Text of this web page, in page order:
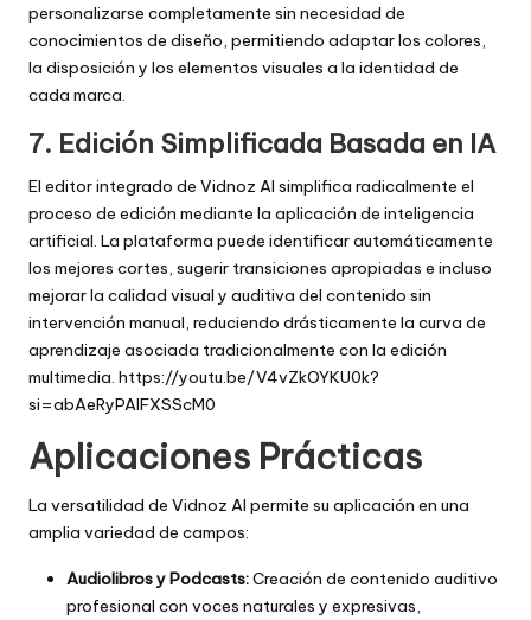
personalizarse completamente sin necesidad de
conocimientos de diseño, permitiendo adaptar los colores,
la disposición y los elementos visuales a la identidad de
cada marca.
7. Edición Simplificada Basada en IA
El editor integrado de Vidnoz AI simplifica radicalmente el
proceso de edición mediante la aplicación de inteligencia
artificial. La plataforma puede identificar automáticamente
los mejores cortes, sugerir transiciones apropiadas e incluso
mejorar la calidad visual y auditiva del contenido sin
intervención manual, reduciendo drásticamente la curva de
aprendizaje asociada tradicionalmente con la edición
multimedia. https://youtu.be/V4vZkOYKU0k?
si=abAeRyPAlFXSScM0
Aplicaciones Prácticas
La versatilidad de Vidnoz AI permite su aplicación en una
amplia variedad de campos:
Audiolibros y Podcasts:Creación de contenido auditivo
profesional con voces naturales y expresivas,